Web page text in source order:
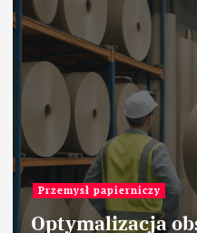
Przemysł cementowy
Charakterystyka
marglistych